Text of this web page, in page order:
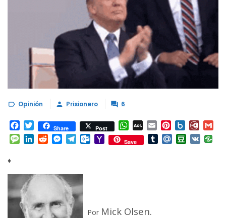
 Opinión  Prisionero  6
Facebook
TwitterShare Post WhatsApp
AOL
Mail
Email Pinterest
Box.net
Message
LinkedIn
RedditMessenger
Telegram
Outlook.com
Yahoo
Mail
Save TumblrMail.RuDouban
VK
♦
Por Mick Olsen.